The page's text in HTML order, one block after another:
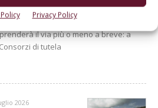
Privacy Policy
il via più o meno a breve: a
di tutela
2026